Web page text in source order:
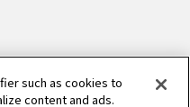
such as cookies to
content and ads.